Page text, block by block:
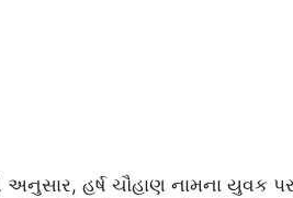
અનુસાર, હર્ષ ચૌહાણ નામના યુવક